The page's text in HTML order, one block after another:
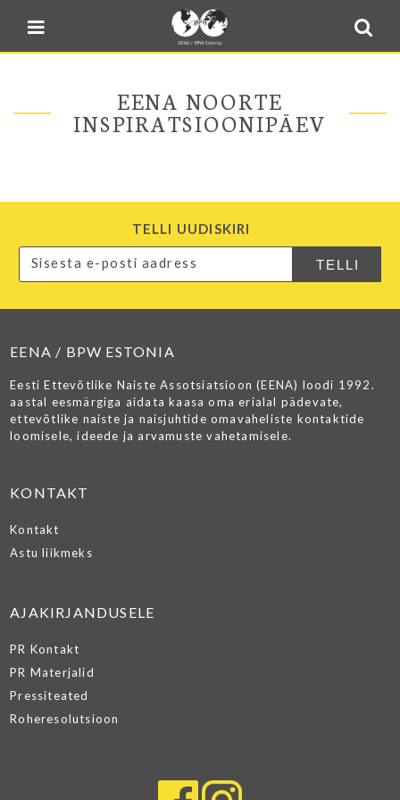
Sulge menüü
Blogi
E-pood
Minu BPW
EENA NOORTE
INSPIRATSIOONIPÄEV
TELLI UUDISKIRI
EENA / BPW ESTONIA
Eesti Ettevõtlike Naiste Assotsiatsioon (EENA) loodi 1992.
aastal eesmärgiga aidata kaasa oma erialal pädevate,
ettevõtlike naiste ja naisjuhtide omavaheliste kontaktide
loomisele, ideede ja arvamuste vahetamisele.
KONTAKT
Kontakt
Astu liikmeks
AJAKIRJANDUSELE
PR Kontakt
PR Materjalid
Pressiteated
Roheresolutsioon